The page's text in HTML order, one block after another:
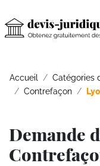
Accueil Catégories
Contrefaçon
Demande